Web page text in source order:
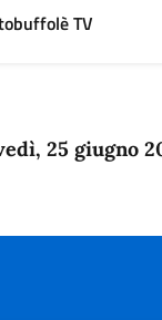
TV
25 giugno